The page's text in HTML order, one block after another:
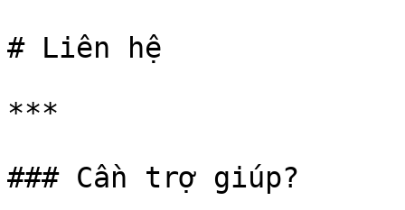
# Liên hệ
***
### Cần trợ giúp?